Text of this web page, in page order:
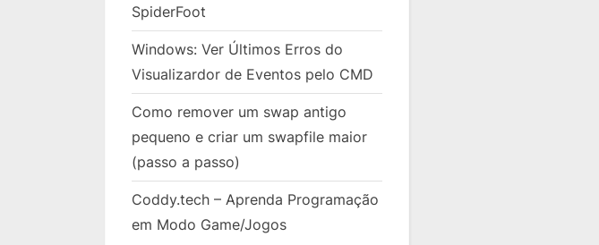
SpiderFoot
Windows: Ver Últimos Erros do
Visualizardor de Eventos pelo CMD
Como remover um swap antigo
pequeno e criar um swapfile maior
(passo a passo)
Coddy.tech – Aprenda Programação
em Modo Game/Jogos